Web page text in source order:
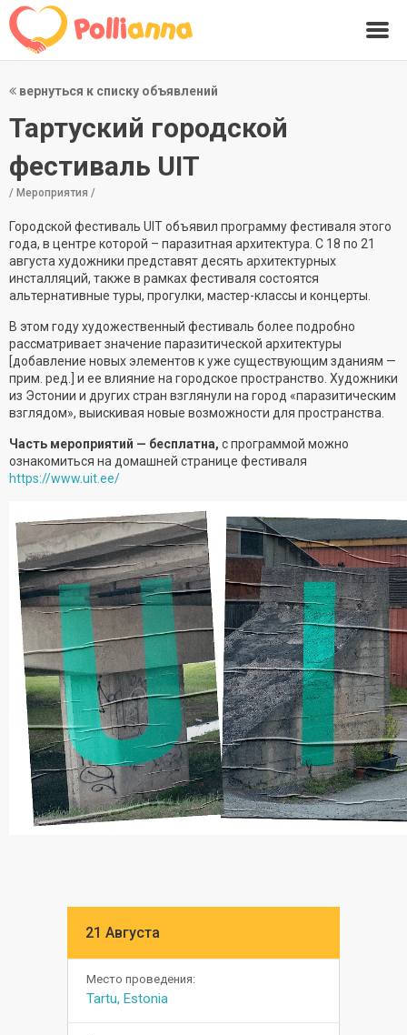
вернуться к списку объявлений
Тартуский городской
фестиваль UIT
/ Мероприятия /
Городской фестиваль UIT объявил программу фестиваля этого
года, в центре которой – паразитная архитектура. С 18 по 21
августа художники представят десять архитектурных
инсталляций, также в рамках фестиваля состоятся
альтернативные туры, прогулки, мастер-классы и концерты.
В этом году художественный фестиваль более подробно
рассматривает значение паразитической архитектуры
[добавление новых элементов к уже существующим зданиям —
прим. ред.] и ее влияние на городское пространство. Художники
из Эстонии и других стран взглянули на город «паразитическим
взглядом», выискивая новые возможности для пространства.
Часть мероприятий — бесплатна, с программой можно
ознакомиться на домашней странице фестиваля
https://www.uit.ee/
21 Августа
Место проведения:
Tartu, Estonia